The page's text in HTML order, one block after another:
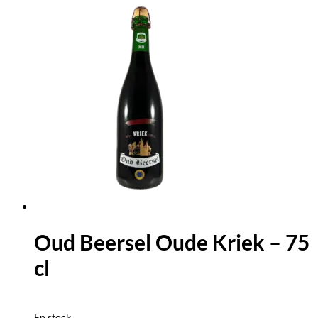
Oud Beersel Oude Kriek – 75
cl